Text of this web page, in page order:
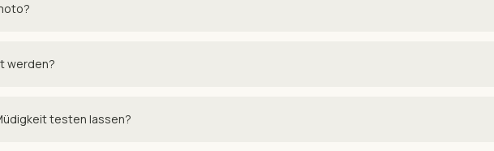
werden?
testen lassen?